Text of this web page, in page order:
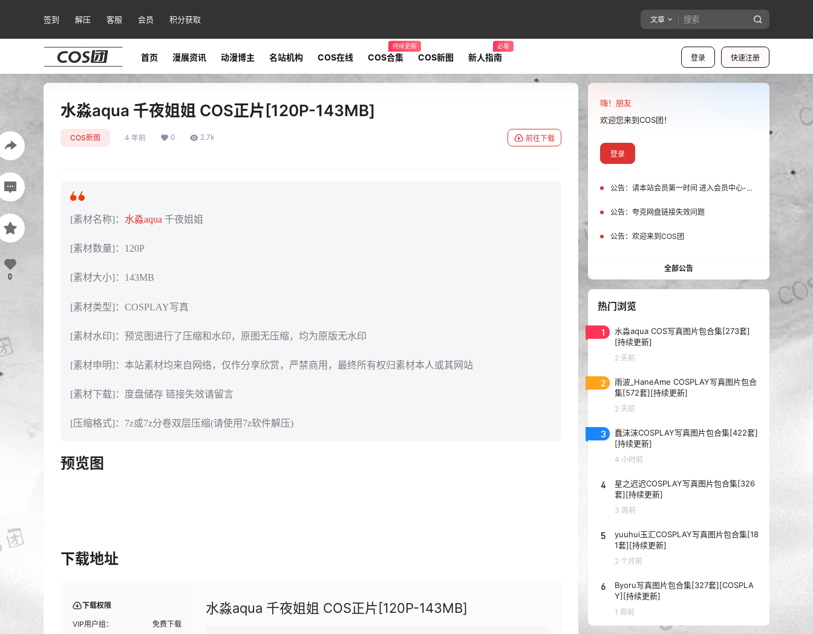
签到 解压 客服 会员 积分获取 文章
登录 快速注册
首页 漫展资讯 动漫博主 名站机构 COS在线 COS合集
持续更新
COS新图 新人指南
必看
水淼aqua 千夜姐姐 COS正片[120P-143MB]
COS新图 4 年前 0 2.7k 前往下载
[素材名称]： 水淼aqua 千夜姐姐
[素材数量]：120P
[素材大小]：143MB
[素材类型]：COSPLAY写真
[素材水印]：预览图进行了压缩和水印，原图无压缩，均为原版无水印
[素材申明]：本站素材均来自网络，仅作分享欣赏，严禁商用，最终所有权归素材本人或其网站
[素材下载]：度盘储存 链接失效请留言
[压缩格式]：7z或7z分卷双层压缩(请使用7z软件解压)
预览图
下载地址
下载权限
VIP用户组： 免费下载
水淼aqua 千夜姐姐 COS正片[120P-143MB]
0
嗨！朋友
欢迎您来到COS团！
登录
公告： 请本站会员第一时间 进入会员中心-我的设置中为您的账号绑定邮箱!
公告： 夸克网盘链接失效问题
公告： 欢迎来到COS团
全部公告
热门浏览
1
水淼aqua COS写真图片包合集[273套]
[持续更新]
2 天前
2
雨波_HaneAme COSPLAY写真图片包合
集[572套][持续更新]
2 天前
3
蠢沫沫COSPLAY写真图片包合集[422套]
[持续更新]
4 小时前
4
星之迟迟COSPLAY写真图片包合集[326
套][持续更新]
3 周前
5
yuuhui玉汇COSPLAY写真图片包合集[18
1套][持续更新]
2 个月前
6
Byoru写真图片包合集[327套][COSPLA
Y][持续更新]
1 周前